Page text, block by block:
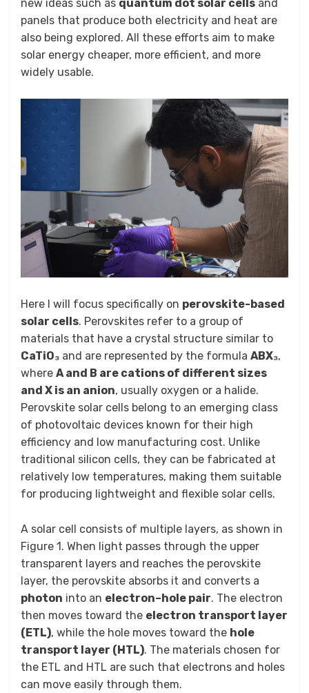
new ideas such as quantum dot solar cells and
panels that produce both electricity and heat are
also being explored. All these efforts aim to make
solar energy cheaper, more efficient, and more
widely usable.
Here I will focus specifically on perovskite-based
solar cells. Perovskites refer to a group of
materials that have a crystal structure similar to
CaTiO₃ and are represented by the formula ABX₃,
where A and B are cations of different sizes
and X is an anion, usually oxygen or a halide.
Perovskite solar cells belong to an emerging class
of photovoltaic devices known for their high
efficiency and low manufacturing cost. Unlike
traditional silicon cells, they can be fabricated at
relatively low temperatures, making them suitable
for producing lightweight and flexible solar cells.
A solar cell consists of multiple layers, as shown in
Figure 1. When light passes through the upper
transparent layers and reaches the perovskite
layer, the perovskite absorbs it and converts a
photon into an electron–hole pair. The electron
then moves toward the electron transport layer
(ETL), while the hole moves toward the hole
transport layer (HTL). The materials chosen for
the ETL and HTL are such that electrons and holes
can move easily through them.